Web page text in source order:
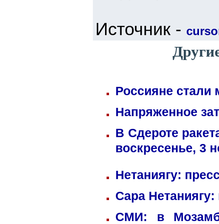
Источник -
Россияне стали
Напряженное
В Сдероте
воскресенье, 3
Нетаниягу:
Сара
СМИ: в